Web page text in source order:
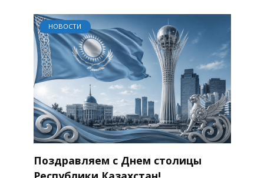
НОВОСТИ
Поздравляем с Днем столицы